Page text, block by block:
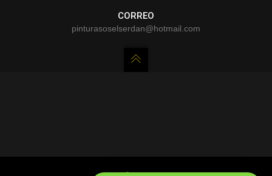
CORREO
pinturasoselserdan@hotmail.com